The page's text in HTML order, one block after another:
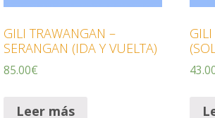
GILI TRAWANGAN –
SERANGAN (IDA Y VUELTA)
85.00€
Leer más